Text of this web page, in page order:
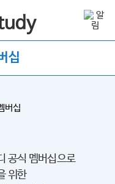
십
공식 멤버십으로
위한